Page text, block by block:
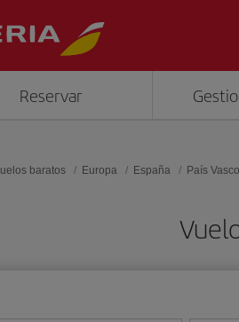
Reservar
baratos Europa España País Vasco